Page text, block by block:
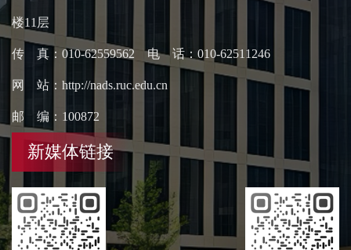
楼11层
传 真：010-62559562 电 话：010-62511246
网 站：http://nads.ruc.edu.cn
邮 编：100872
新媒体链接